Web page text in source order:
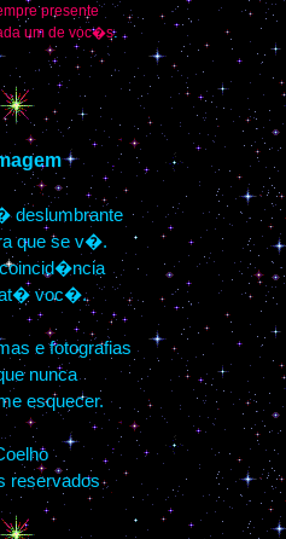
presente
um de voc�s.
deslumbrante
que se v�.
at� voc�.
e fotografias
nunca
esquecer.
reservados